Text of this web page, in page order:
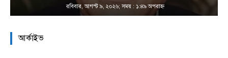
রবিবার, আগস্ট ৯, ২০২৬; সময় : ১:৪৯ অপরাহ্ণ
আর্কাইভ